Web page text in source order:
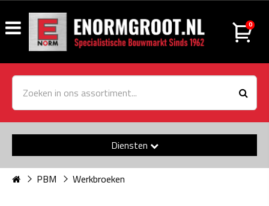
0
Diensten
PBM Werkbroeken